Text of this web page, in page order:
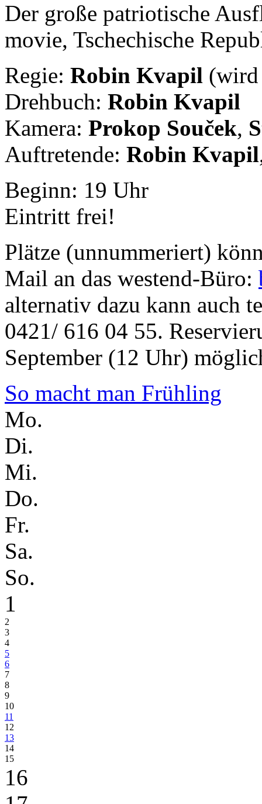
Der große patriotische
movie, Tschechische
Regie: Robin Kvapil (wird
Drehbuch: Robin Kvapil
Kamera: Prokop Souček,
Auftretende: Robin Kvapil
Beginn: 19 Uhr
Eintritt frei!
Plätze (unnummeriert)
Mail an das westend-Büro:
alternativ dazu kann auch
0421/ 616 04 55.
September (12 Uhr)
So macht man Frühling
Mo.
Di.
Mi.
Do.
Fr.
Sa.
So.
1
2
3
4
5
6
7
8
9
10
11
12
13
14
15
16